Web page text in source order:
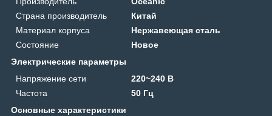
Страна производитель
Китай
Материал корпуса
Нержавеющая сталь
Состояние
Новое
Электрические параметры
Напряжение сети
220~240 В
Частота
50 Гц
Основные характеристики